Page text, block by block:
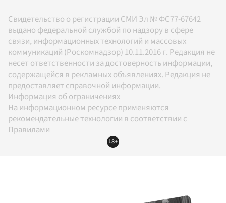
Свидетельство о регистрации СМИ Эл № ФС77-67642
выдано федеральной службой по надзору в сфере
связи, информационных технологий и массовых
коммуникаций (Роскомнадзор) 10.11.2016 г. Редакция не
несет ответственности за достоверность информации,
содержащейся в рекламных объявлениях. Редакция не
предоставляет справочной информации.
Информация об ограничениях
На информационном ресурсе применяются
рекомендательные технологии в соответствии с
Правилами
18+